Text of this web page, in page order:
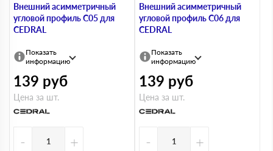
Внешний асимметричный
угловой профиль С05 для
CEDRAL
Показать
информацию
139 руб
Цена за шт.
- +
Внешний асимметричный
угловой профиль С06 для
CEDRAL
Показать
информацию
139 руб
Цена за шт.
- +